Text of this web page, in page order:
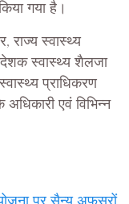
गया है।
राज्य स्वास्थ्य
स्वास्थ्य शैलजा
प्राधिकरण
एवं विभिन्न
पर सैन्य अफसरों